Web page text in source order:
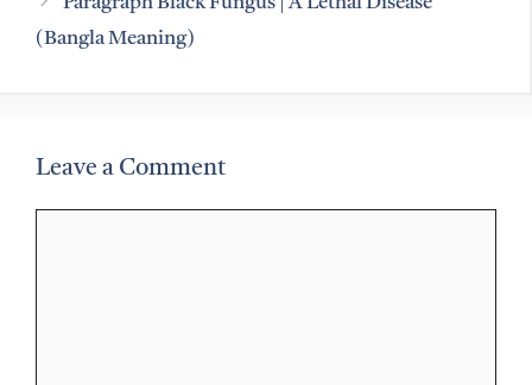
(Bangla Meaning)
Leave a Comment